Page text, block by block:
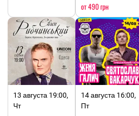
от 490 грн
13 августа 19:00,
Чт
14 августа 16:00,
Пт